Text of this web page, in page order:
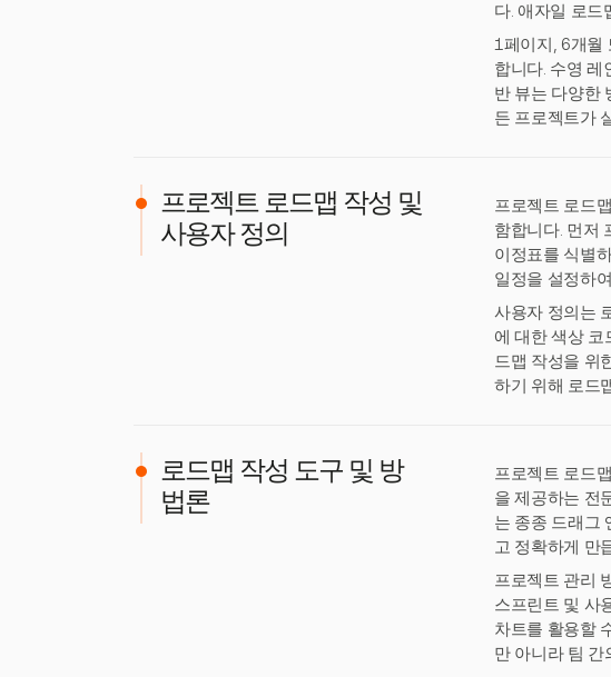
다. 애자일 로
1페이지, 6개월
합니다. 수영 레
반 뷰는 다양한
든 프로젝트가
프로젝트 로드맵 작성 및
사용자 정의
프로젝트 로드
함합니다. 먼저
이정표를 식별
일정을 설정하
사용자 정의는
에 대한 색상
드맵 작성을 위
하기 위해 로드
로드맵 작성 도구 및 방
법론
프로젝트 로드
을 제공하는 전
는 종종 드래그
고 정확하게 만
프로젝트 관리
스프린트 및 사
차트를 활용할
만 아니라 팀 간